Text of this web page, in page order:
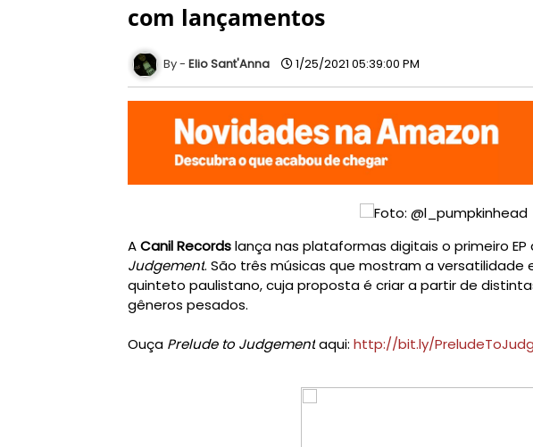
com lançamentos
Elio Sant'Anna 1/25/2021 05:39:00 PM
ACanil Recordslança nas plataformas digitais o primeiro EP
Judgement. São três músicas que mostram a
quinteto paulistano, cuja proposta é criar a partir de
gêneros pesados.
Ouça Prelude to Judgementaqui: http://bit.ly/